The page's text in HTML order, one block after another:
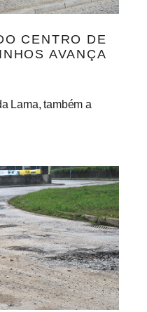
CENTRO DE
AVANÇA
Lama, também a